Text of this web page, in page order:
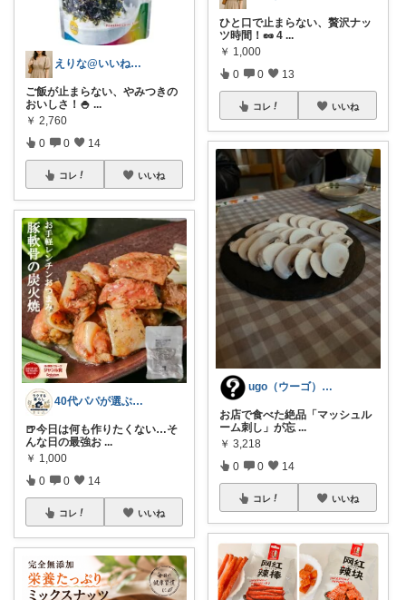
えりな@いいね100%バック💓
ご飯が止まらない、やみつきの
おいしさ！🍚 ...
￥ 2,760
0 0 14
コレ いいね
40代パパが選ぶ 毎日がラクになる暮らし
🍺今日は何も作りたくない…そ
んな日の最強お ...
￥ 1,000
0 0 14
コレ いいね
ひと口で止まらない、贅沢ナッ
ツ時間！🥜 4 ...
￥ 1,000
0 0 13
コレ いいね
ugo（ウーゴ）／どれにした？.com
お店で食べた絶品「マッシュル
ーム刺し」が忘 ...
￥ 3,218
0 0 14
コレ いいね